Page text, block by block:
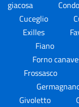
giacosa
Cuceglio
Exilles
Fiano
Forno
Frossasco
Givoletto